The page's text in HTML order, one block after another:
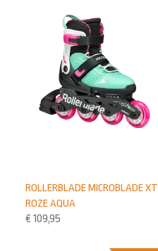
ROLLERBLADE MICROBLADE XT
ROZE AQUA
€ 109,95